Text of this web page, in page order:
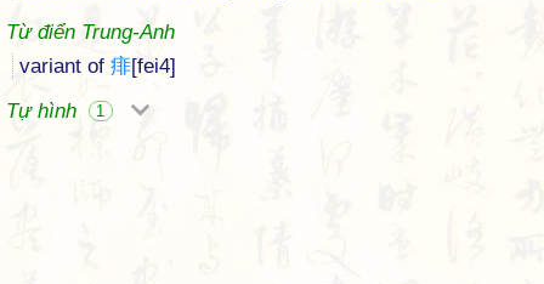
Từ điển Trung-Anh
variant of 痱[fei4]
Tự hình
1